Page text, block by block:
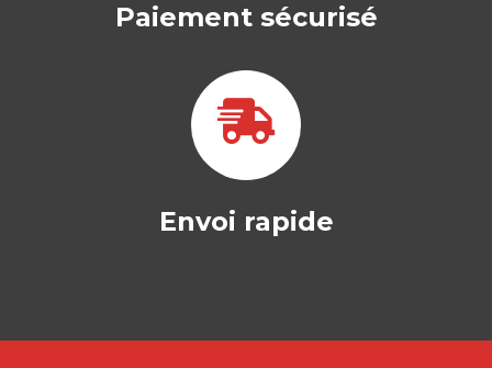
Paiement sécurisé
Envoi rapide